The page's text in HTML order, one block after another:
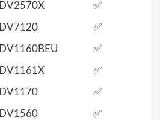
DV2570X ✅
DV7120 ✅
DV1160BEU ✅
DV1161X ✅
DV1170 ✅
DV1560 ✅